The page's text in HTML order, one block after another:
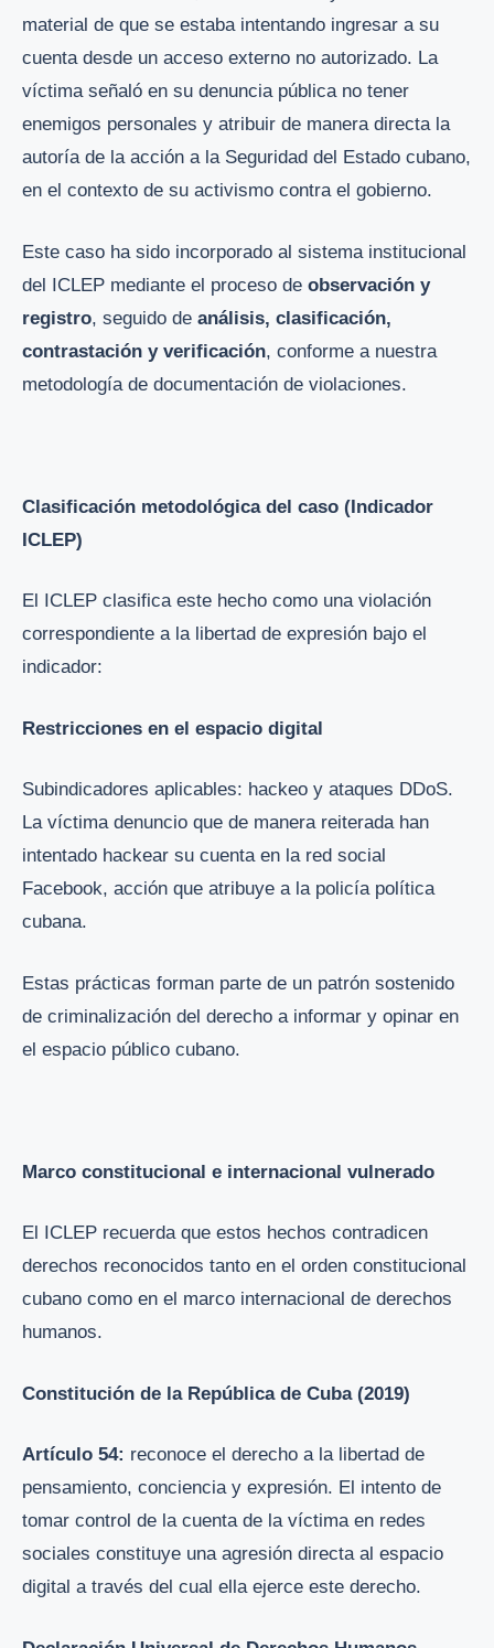
material de que se estaba intentando ingresar a su
cuenta desde un acceso externo no autorizado. La
víctima señaló en su denuncia pública no tener
enemigos personales y atribuir de manera directa la
autoría de la acción a la Seguridad del Estado cubano,
en el contexto de su activismo contra el gobierno.
Este caso ha sido incorporado al sistema institucional
del ICLEP mediante el proceso de observación y
registro, seguido de análisis, clasificación,
contrastación y verificación, conforme a nuestra
metodología de documentación de violaciones.
Clasificación metodológica del caso (Indicador
ICLEP)
El ICLEP clasifica este hecho como una violación
correspondiente a la libertad de expresión bajo el
indicador:
Restricciones en el espacio digital
Subindicadores aplicables: hackeo y ataques DDoS.
La víctima denuncio que de manera reiterada han
intentado hackear su cuenta en la red social
Facebook, acción que atribuye a la policía política
cubana.
Estas prácticas forman parte de un patrón sostenido
de criminalización del derecho a informar y opinar en
el espacio público cubano.
Marco constitucional e internacional vulnerado
El ICLEP recuerda que estos hechos contradicen
derechos reconocidos tanto en el orden constitucional
cubano como en el marco internacional de derechos
humanos.
Constitución de la República de Cuba (2019)
Artículo 54: reconoce el derecho a la libertad de
pensamiento, conciencia y expresión. El intento de
tomar control de la cuenta de la víctima en redes
sociales constituye una agresión directa al espacio
digital a través del cual ella ejerce este derecho.